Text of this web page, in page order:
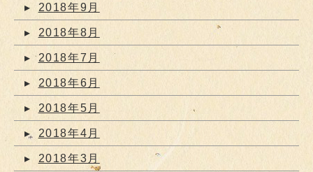
2018年9月
2018年8月
2018年7月
2018年6月
2018年5月
2018年4月
2018年3月